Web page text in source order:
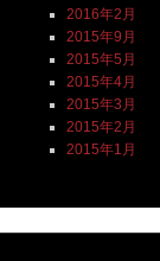
2016年2月
2015年9月
2015年5月
2015年4月
2015年3月
2015年2月
2015年1月